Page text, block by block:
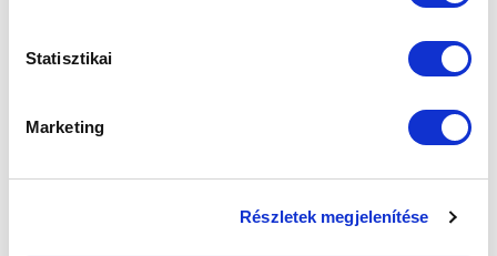
Statisztikai
Marketing
Részletek megjelenítése
KISPEST-HONVÉD FC